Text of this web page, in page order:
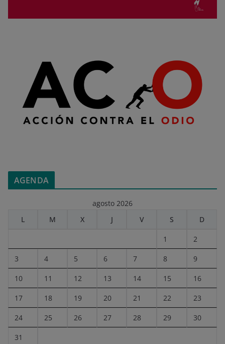
AGENDA
agosto 2026
L
M X J V S D
1 2
3 4 5 6 7 8 9
10 11 12 13 14 15 16
17 18 19 20 21 22 23
24 25 26 27 28 29 30
31